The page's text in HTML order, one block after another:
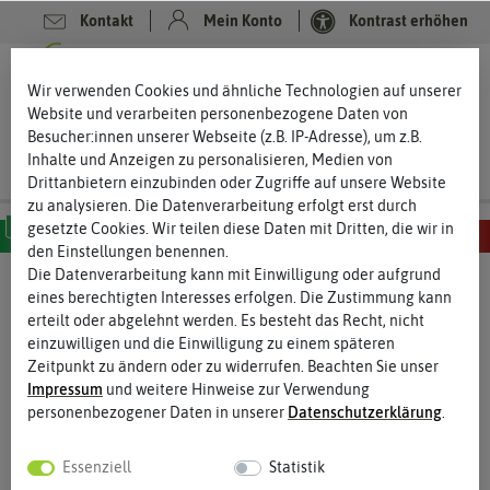
Kontakt Mein Konto Kontrast erhöhen
MILD SCHARF SEHR SCHARF EXTREM SCHARF HÖLLISCH SCHARF
-50%
Wir verwenden Cookies und ähnliche Technologien auf unserer
Website und verarbeiten personenbezogene Daten von
Besucher:innen unserer Webseite (z.B. IP-Adresse), um z.B.
Inhalte und Anzeigen zu personalisieren, Medien von
Drittanbietern einzubinden oder Zugriffe auf unsere Website
zu analysieren. Die Datenverarbeitung erfolgt erst durch
gesetzte Cookies. Wir teilen diese Daten mit Dritten, die wir in
den Einstellungen benennen.
Die Datenverarbeitung kann mit Einwilligung oder aufgrund
eines berechtigten Interesses erfolgen. Die Zustimmung kann
erteilt oder abgelehnt werden. Es besteht das Recht, nicht
einzuwilligen und die Einwilligung zu einem späteren
Zeitpunkt zu ändern oder zu widerrufen. Beachten Sie unser
Impressum und weitere Hinweise zur Verwendung
personenbezogener Daten in unserer Daten­schutz­erklärung.
Essenziell Statistik